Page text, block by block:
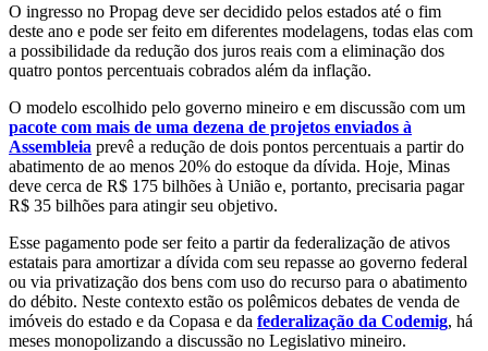
O ingresso no Propag deve ser decidido pelos estados até o fim
deste ano e pode ser feito em diferentes modelagens, todas elas com
a possibilidade da redução dos juros reais com a eliminação dos
quatro pontos percentuais cobrados além da inflação.
O modelo escolhido pelo governo mineiro e em discussão com um
pacote com mais de uma dezena de projetos enviados à
Assembleia prevê a redução de dois pontos percentuais a partir do
abatimento de ao menos 20% do estoque da dívida. Hoje, Minas
deve cerca de R$ 175 bilhões à União e, portanto, precisaria pagar
R$ 35 bilhões para atingir seu objetivo.
Esse pagamento pode ser feito a partir da federalização de ativos
estatais para amortizar a dívida com seu repasse ao governo federal
ou via privatização dos bens com uso do recurso para o abatimento
do débito. Neste contexto estão os polêmicos debates de venda de
imóveis do estado e da Copasa e da federalização da Codemig, há
meses monopolizando a discussão no Legislativo mineiro.